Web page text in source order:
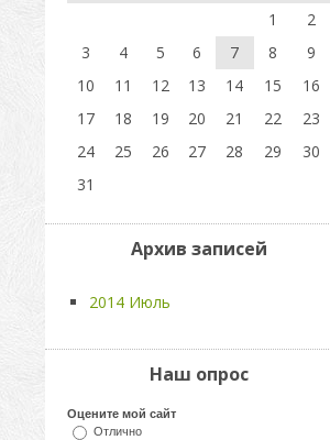
1
2
3
4 5 6 7 8
9
10
11 12 13 14 15
16
17
18 19 20 21 22
23
24
25 26 27 28 29
30
31
Архив записей
2014 Июль
Наш опрос
Оцените мой сайт
Отлично